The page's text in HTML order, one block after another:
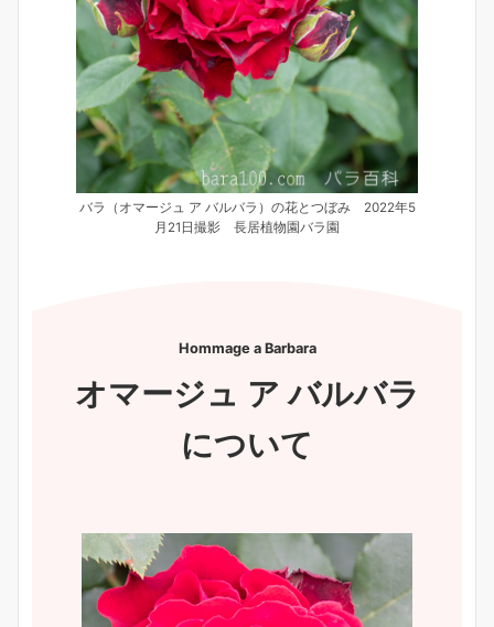
バラ（オマージュ ア バルバラ）の花とつぼみ 2022年5
月21日撮影 長居植物園バラ園
Hommage a Barbara
オマージュ ア バルバラ
について